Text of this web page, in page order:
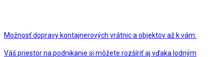
Možnosť dopravy kontajnerových vrátnic a objektov až k vám.
Váš priestor na podnikanie si môžete rozšíriť aj vďaka lodným